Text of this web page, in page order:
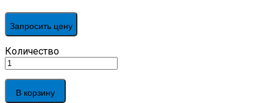
Запросить цену
Швеллер
нержавеющий
100х50х6х8,5
мм
AISI
Количество
В корзину